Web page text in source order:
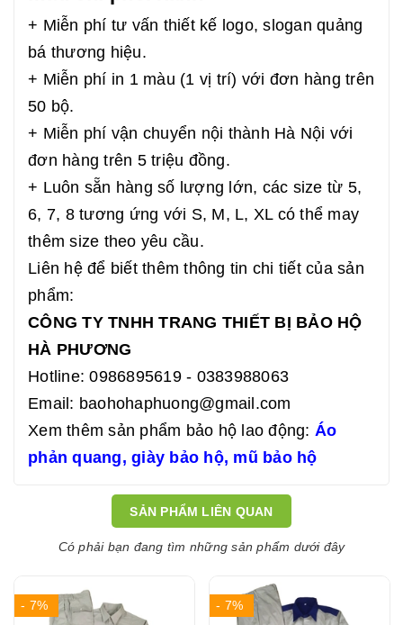
+ Miễn phí tư vấn thiết kế logo, slogan quảng
bá thương hiệu.
+ Miễn phí in 1 màu (1 vị trí) với đơn hàng trên
50 bộ.
+ Miễn phí vận chuyển nội thành Hà Nội với
đơn hàng trên 5 triệu đồng.
+ Luôn sẵn hàng số lượng lớn, các size từ 5,
6, 7, 8 tương ứng với S, M, L, XL có thể may
thêm size theo yêu cầu.
Liên hệ để biết thêm thông tin chi tiết của sản
phẩm:
CÔNG TY TNHH TRANG THIẾT BỊ BẢO HỘ
HÀ PHƯƠNG
Hotline: 0986895619 - 0383988063
Email: baohohaphuong@gmail.com
Xem thêm sản phẩm bảo hộ lao động: Áo
phản quang, giày bảo hộ, mũ bảo hộ
SẢN PHẨM LIÊN QUAN
Có phải bạn đang tìm những sản phẩm dưới đây
- 7% - 7%